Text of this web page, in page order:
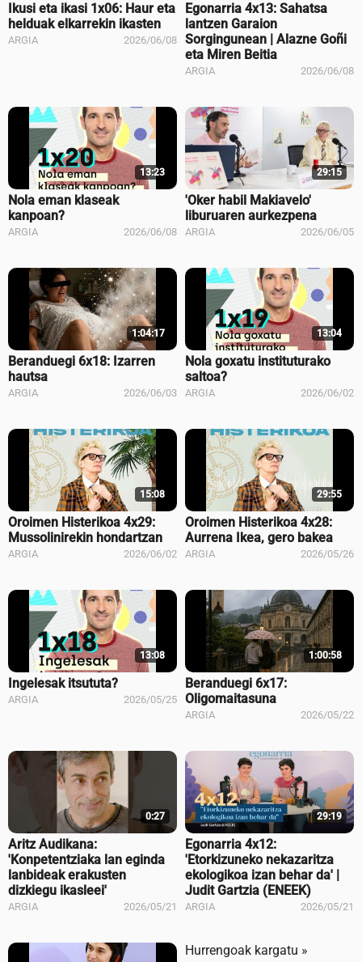
Ikusi eta ikasi 1x06: Haur eta
helduak elkarrekin ikasten
ARGIA 2026/06/08
Egonarria 4x13: Sahatsa
lantzen Garaion
Sorgingunean | Alazne Goñi
eta Miren Beitia
ARGIA 2026/06/08
13:23
Nola eman klaseak
kanpoan?
ARGIA 2026/06/08
29:15
'Oker habil Makiavelo'
liburuaren aurkezpena
ARGIA 2026/06/05
1:04:17
Beranduegi 6x18: Izarren
hautsa
ARGIA 2026/06/03
13:04
Nola goxatu instituturako
saltoa?
ARGIA 2026/06/02
15:08
Oroimen Histerikoa 4x29:
Mussolinirekin hondartzan
ARGIA 2026/06/02
29:55
Oroimen Histerikoa 4x28:
Aurrena Ikea, gero bakea
ARGIA 2026/05/26
13:08
Ingelesak itsututa?
ARGIA 2026/05/25
1:00:58
Beranduegi 6x17:
Oligomaitasuna
ARGIA 2026/05/22
0:27
Aritz Audikana:
'Konpetentziaka lan eginda
lanbideak erakusten
dizkiegu ikasleei'
ARGIA 2026/05/21
29:19
Egonarria 4x12:
'Etorkizuneko nekazaritza
ekologikoa izan behar da' |
Judit Gartzia (ENEEK)
ARGIA 2026/05/21
Hurrengoak kargatu »